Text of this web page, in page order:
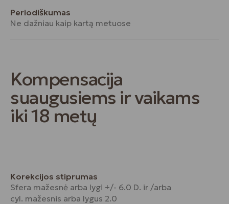
Periodiškumas
Ne dažniau kaip kartą metuose
Kompensacija
suaugusiems ir vaikams
iki 18 metų
Korekcijos stiprumas
Sfera mažesnė arba lygi +/- 6.0 D. ir /arba
cyl. mažesnis arba lygus 2.0